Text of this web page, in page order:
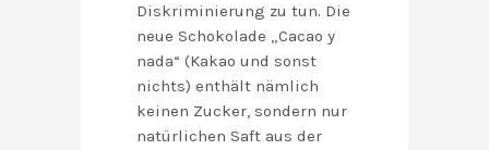
Diskriminierung zu tun. Die
neue Schokolade „Cacao y
nada“ (Kakao und sonst
nichts) enthält nämlich
keinen Zucker, sondern nur
natürlichen Saft aus der